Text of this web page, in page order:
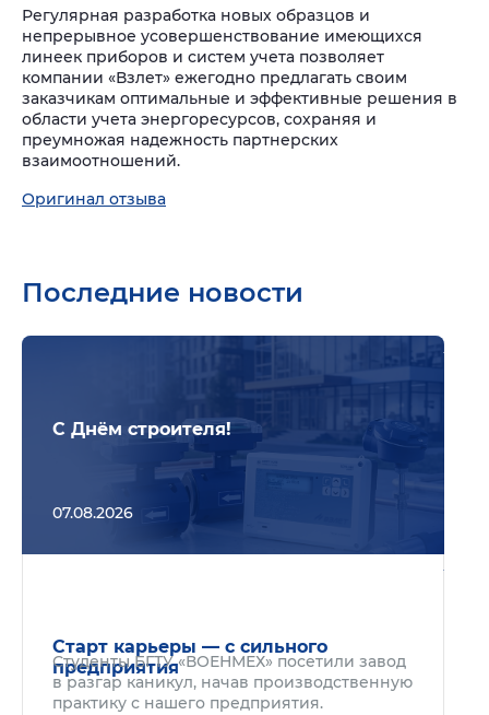
Регулярная разработка новых образцов и
непрерывное усовершенствование имеющихся
линеек приборов и систем учета позволяет
компании «Взлет» ежегодно предлагать своим
заказчикам оптимальные и эффективные решения в
области учета энергоресурсов, сохраняя и
преумножая надежность партнерских
взаимоотношений.
Оригинал отзыва
Последние новости
С Днём строителя!
07.08.2026
Старт карьеры — с сильного
предприятия
Студенты БГТУ «ВОЕНМЕХ» посетили завод
в разгар каникул, начав производственную
практику с нашего предприятия.